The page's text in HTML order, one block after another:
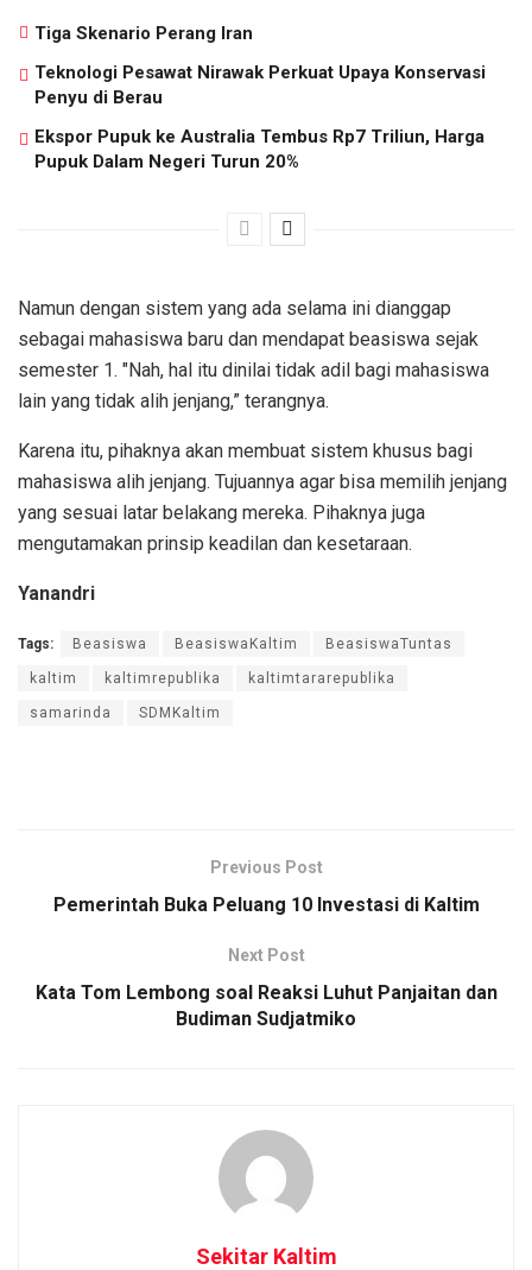
Tiga Skenario Perang Iran
Teknologi Pesawat Nirawak Perkuat Upaya Konservasi
Penyu di Berau
Ekspor Pupuk ke Australia Tembus Rp7 Triliun, Harga
Pupuk Dalam Negeri Turun 20%
Namun dengan sistem yang ada selama ini dianggap
sebagai mahasiswa baru dan mendapat beasiswa sejak
semester 1. "Nah, hal itu dinilai tidak adil bagi mahasiswa
lain yang tidak alih jenjang,” terangnya.
Karena itu, pihaknya akan membuat sistem khusus bagi
mahasiswa alih jenjang. Tujuannya agar bisa memilih jenjang
yang sesuai latar belakang mereka. Pihaknya juga
mengutamakan prinsip keadilan dan kesetaraan.
Yanandri
Tags: Beasiswa BeasiswaKaltim BeasiswaTuntas
kaltim kaltimrepublika kaltimtararepublika
samarinda SDMKaltim
Previous Post
Pemerintah Buka Peluang 10 Investasi di Kaltim
Next Post
Kata Tom Lembong soal Reaksi Luhut Panjaitan dan
Budiman Sudjatmiko
Sekitar Kaltim